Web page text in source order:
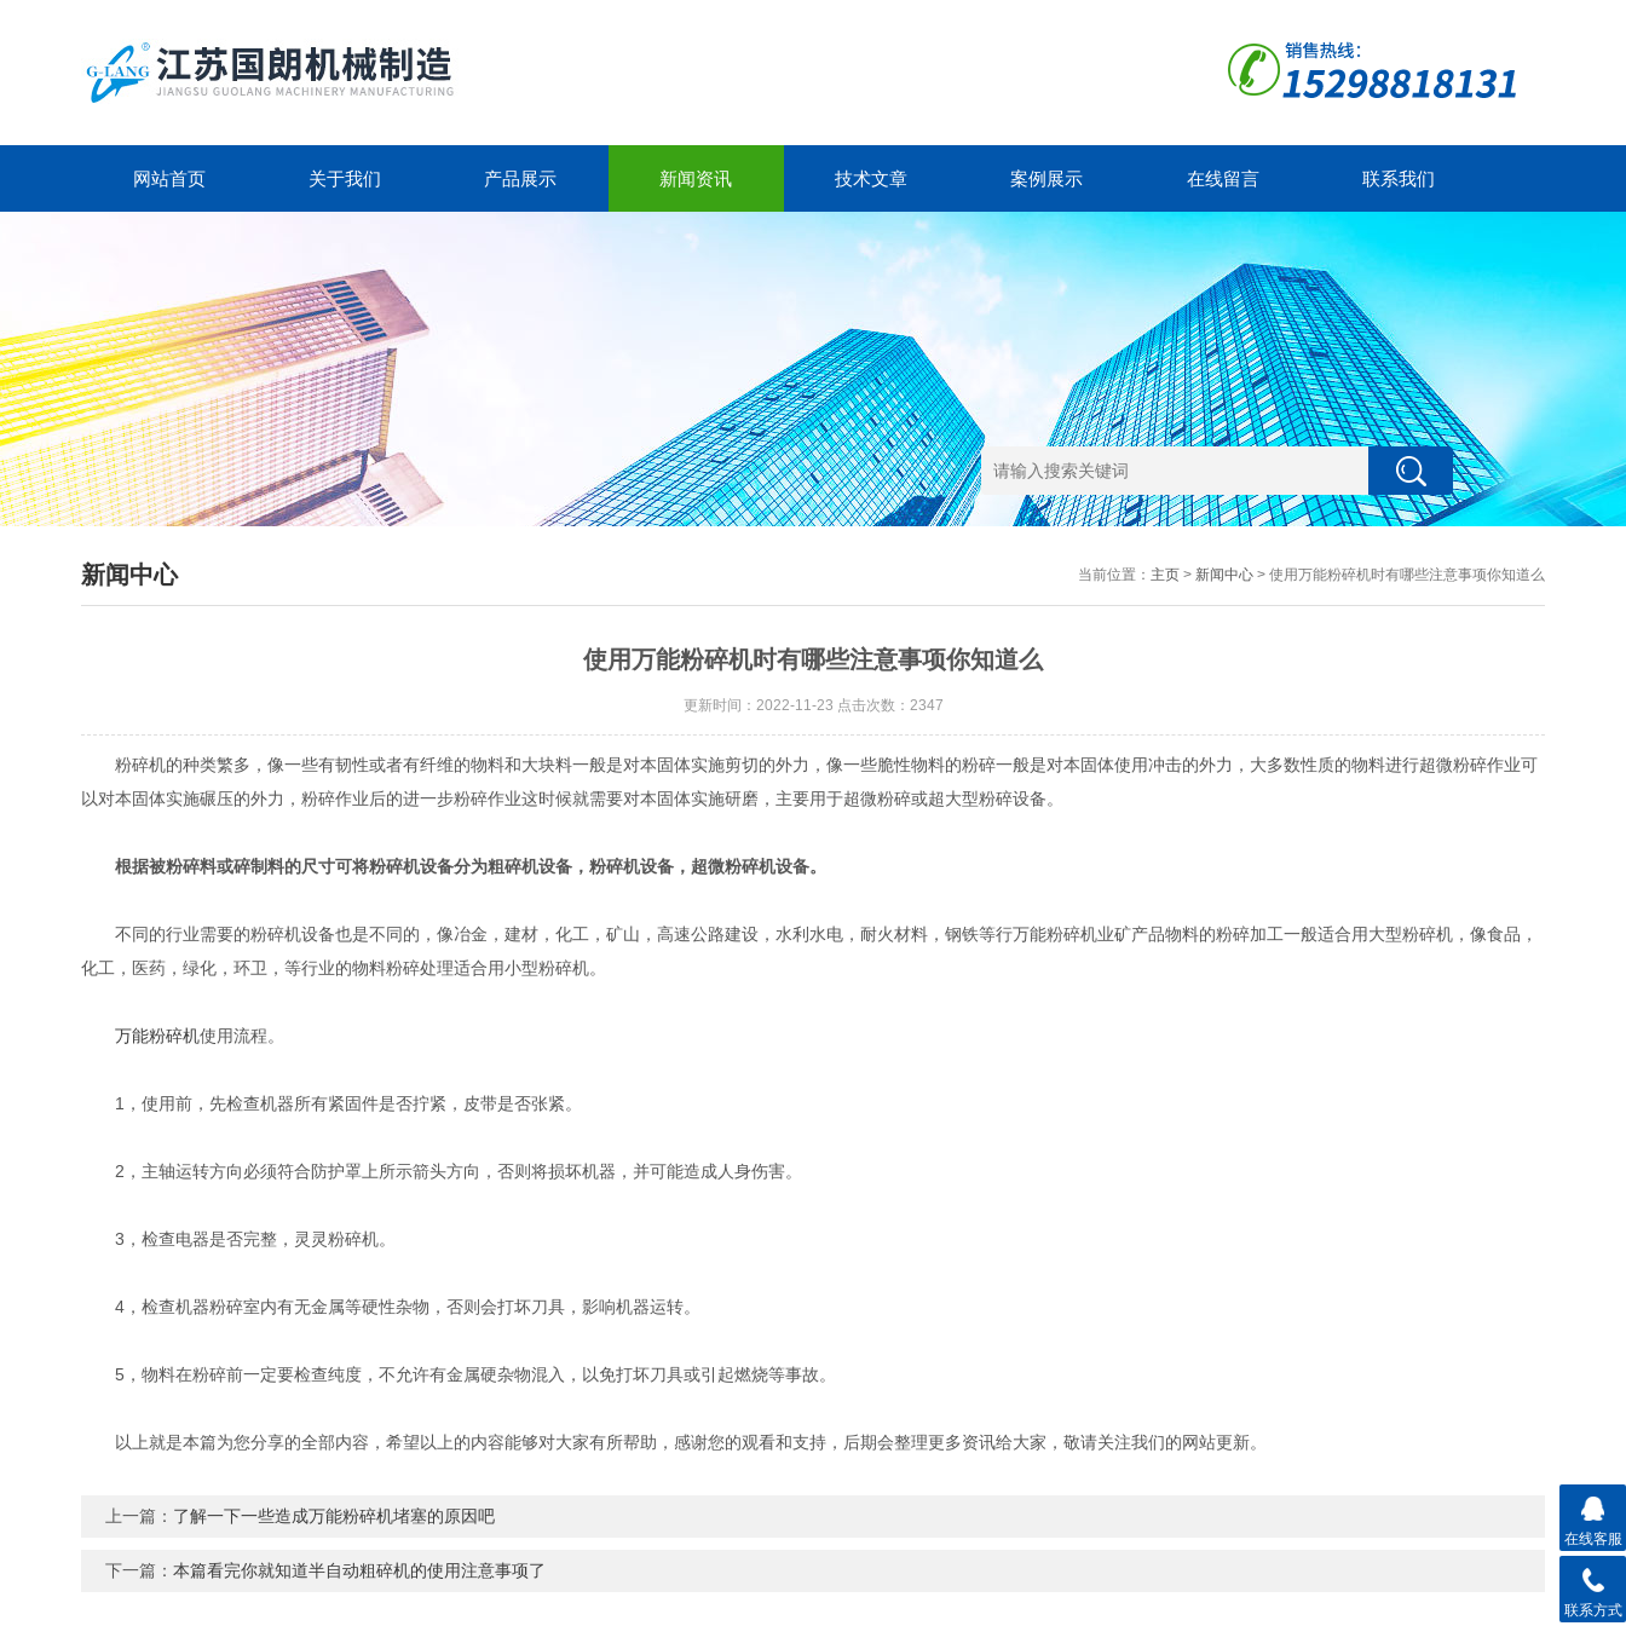
网站首页 关于我们 产品展示 新闻资讯 技术文章 案例展示 在线留言 联系我们
新闻中心 当前位置： 主页> 新闻中心> 使用万能粉碎机时有哪些注意事项你知道么
使用万能粉碎机时有哪些注意事项你知道么
更新时间：2022-11-23 点击次数：2347
粉碎机的种类繁多，像一些有韧性或者有纤维的物料和大块料一般是对本固体实施剪切的外力，像一些脆性物料的粉碎一般是对本固体使用冲击的外力，大多数性质的物料进行超微粉碎作业可
以对本固体实施碾压的外力，粉碎作业后的进一步粉碎作业这时候就需要对本固体实施研磨，主要用于超微粉碎或超大型粉碎设备。
根据被粉碎料或碎制料的尺寸可将粉碎机设备分为粗碎机设备，粉碎机设备，超微粉碎机设备。
不同的行业需要的粉碎机设备也是不同的，像冶金，建材，化工，矿山，高速公路建设，水利水电，耐火材料，钢铁等行万能粉碎机业矿产品物料的粉碎加工一般适合用大型粉碎机，像食品，
化工，医药，绿化，环卫，等行业的物料粉碎处理适合用小型粉碎机。
万能粉碎机使用流程。
1，使用前，先检查机器所有紧固件是否拧紧，皮带是否张紧。
2，主轴运转方向必须符合防护罩上所示箭头方向，否则将损坏机器，并可能造成人身伤害。
3，检查电器是否完整，灵灵粉碎机。
4，检查机器粉碎室内有无金属等硬性杂物，否则会打坏刀具，影响机器运转。
5，物料在粉碎前一定要检查纯度，不允许有金属硬杂物混入，以免打坏刀具或引起燃烧等事故。
以上就是本篇为您分享的全部内容，希望以上的内容能够对大家有所帮助，感谢您的观看和支持，后期会整理更多资讯给大家，敬请关注我们的网站更新。
上一篇： 了解一下一些造成万能粉碎机堵塞的原因吧
下一篇：本篇看完你就知道半自动粗碎机的使用注意事项了
在线客服
联系方式